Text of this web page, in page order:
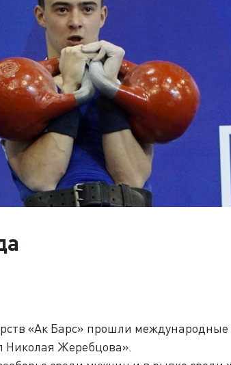
«Ак Барс» прошли международные
Николая Жеребцова».